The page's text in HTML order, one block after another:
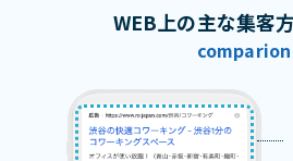
WEB上の主な集客
comparion